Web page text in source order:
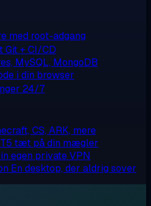
med root-adgang
Git + CI/CD
MySQL, MongoDB
i din browser
24/7
CS, ARK, mere
tæt på din mægler
egen private VPN
En desktop, der aldrig sover